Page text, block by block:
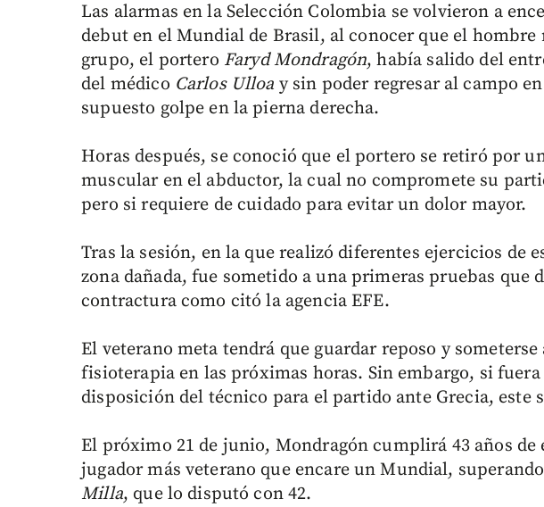
Las alarmas en la Selección Colombia se volvieron a
debut en el Mundial de Brasil, al conocer que el hombre
grupo, el portero Faryd Mondragón, había salido del
del médico Carlos Ulloa y sin poder regresar al campo
supuesto golpe en la pierna derecha.
Horas después, se conoció que el portero se retiró por
muscular en el abductor, la cual no compromete su
pero si requiere de cuidado para evitar un dolor mayor.
Tras la sesión, en la que realizó diferentes ejercicios de
zona dañada, fue sometido a una primeras pruebas que
contractura como citó la agencia EFE.
El veterano meta tendrá que guardar reposo y
fisioterapia en las próximas horas. Sin embargo, si
disposición del técnico para el partido ante Grecia, este
El próximo 21 de junio, Mondragón cumplirá 43 años de
jugador más veterano que encare un Mundial,
Milla, que lo disputó con 42.